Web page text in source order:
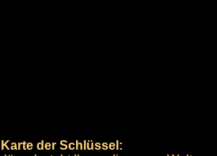
der Schlüssel: